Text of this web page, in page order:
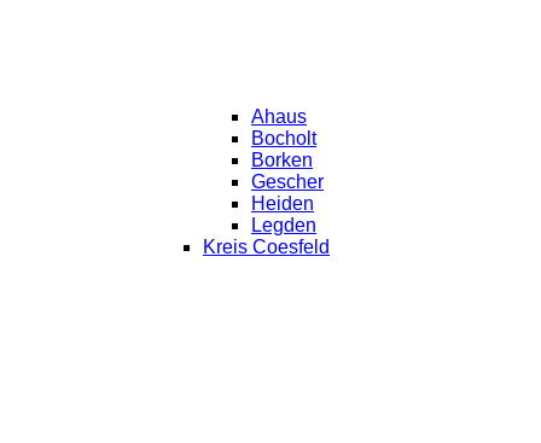
Ahaus
Bocholt
Borken
Gescher
Heiden
Legden
Kreis Coesfeld